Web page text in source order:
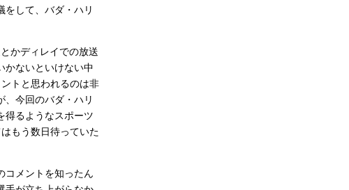
をして、バダ・ハリ
かディレイでの放送
かないといけない中
トと思われるのは非
、今回のバダ・ハリ
得るようなスポーツ
もう数日待っていた
コメントを知ったん